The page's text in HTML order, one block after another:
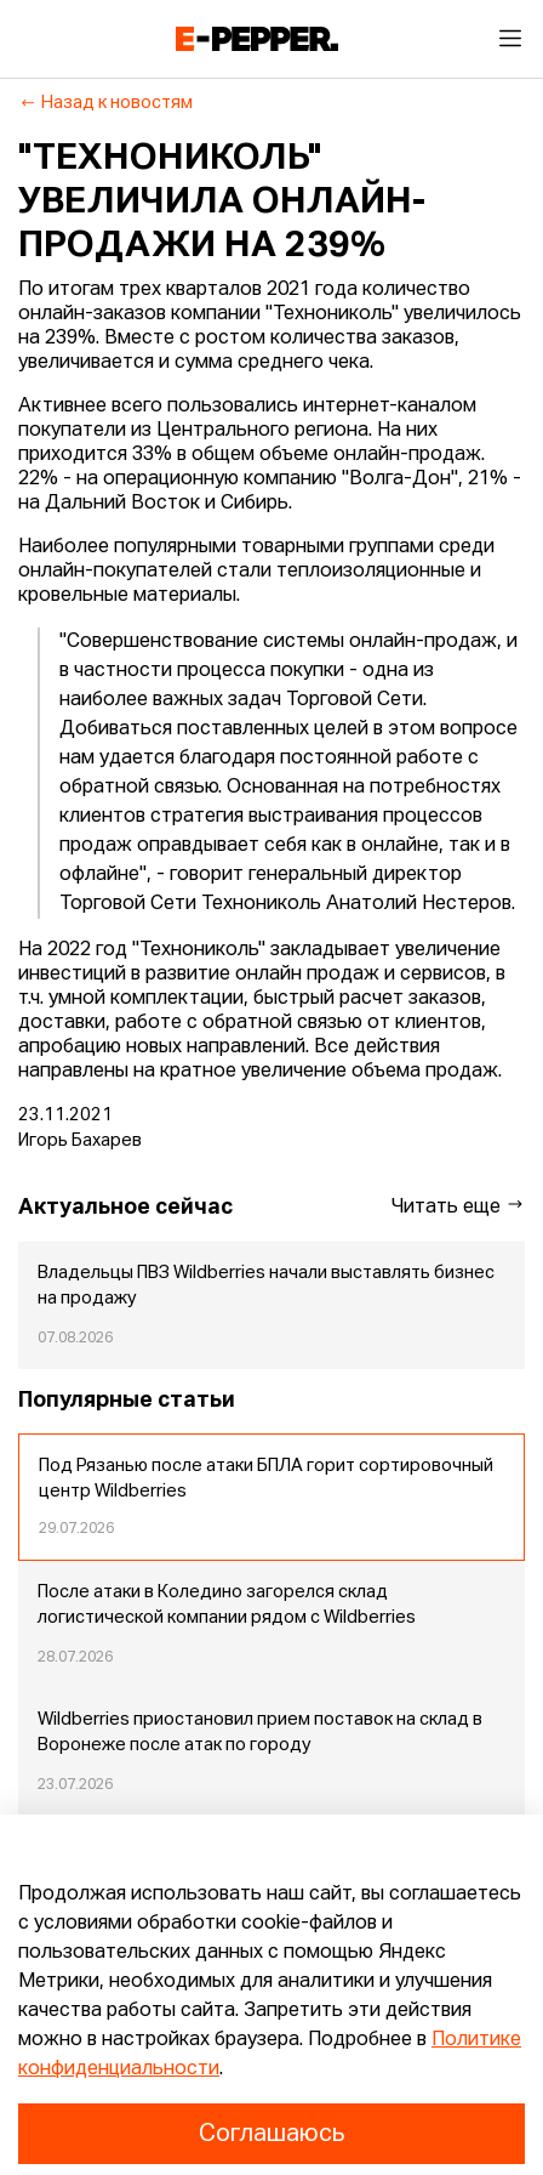
Назад к новостям
"ТЕХНОНИКОЛЬ"
УВЕЛИЧИЛА ОНЛАЙН-
ПРОДАЖИ НА 239%
По итогам трех кварталов 2021 года количество
онлайн-заказов компании "Технониколь" увеличилось
на 239%. Вместе с ростом количества заказов,
увеличивается и сумма среднего чека.
Активнее всего пользовались интернет-каналом
покупатели из Центрального региона. На них
приходится 33% в общем объеме онлайн-продаж.
22% - на операционную компанию "Волга-Дон", 21% -
на Дальний Восток и Сибирь.
Наиболее популярными товарными группами среди
онлайн-покупателей стали теплоизоляционные и
кровельные материалы.
"Совершенствование системы онлайн-продаж, и
в частности процесса покупки - одна из
наиболее важных задач Торговой Сети.
Добиваться поставленных целей в этом вопросе
нам удается благодаря постоянной работе с
обратной связью. Основанная на потребностях
клиентов стратегия выстраивания процессов
продаж оправдывает себя как в онлайне, так и в
офлайне", - говорит генеральный директор
Торговой Сети Технониколь Анатолий Нестеров.
На 2022 год "Технониколь" закладывает увеличение
инвестиций в развитие онлайн продаж и сервисов, в
т.ч. умной комплектации, быстрый расчет заказов,
доставки, работе с обратной связью от клиентов,
апробацию новых направлений. Все действия
направлены на кратное увеличение объема продаж.
23.11.2021
Игорь Бахарев
Актуальное сейчас Читать еще
Владельцы ПВЗ Wildberries начали выставлять бизнес
на продажу
07.08.2026
Популярные статьи
Под Рязанью после атаки БПЛА горит сортировочный
центр Wildberries
29.07.2026
После атаки в Коледино загорелся склад
логистической компании рядом с Wildberries
28.07.2026
Wildberries приостановил прием поставок на склад в
Воронеже после атак по городу
23.07.2026
Конец эпохи маркетплейсов: прогнозы сооснователя
Mr.Doors Максима Валецкого
26.06.2026
КонфиденциальностьСогласие
Продолжая использовать наш сайт, вы соглашаетесь
с условиями обработки cookie-файлов и
пользовательских данных с помощью Яндекс
Метрики, необходимых для аналитики и улучшения
качества работы сайта. Запретить эти действия
можно в настройках браузера. Подробнее в
Политике
конфиденциальности.
Соглашаюсь